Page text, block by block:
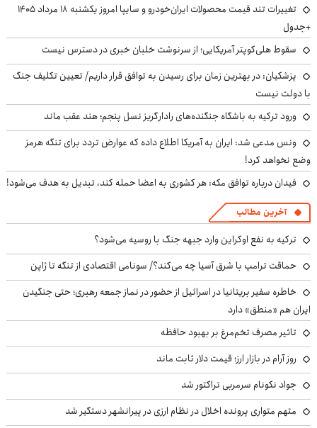
تغییرات تند قیمت محصولات ایران‌خودرو و سایپا امروز یکشنبه ۱۸ مرداد ۱۴۰۵
+جدول
سقوط هلی‌کوپتر آمریکایی؛ از سرنوشت خلبان خبری در دسترس نیست
پزشکیان‌: در بهترین زمان برای رسیدن به توافق قرار داریم/ تعیین تکلیف جنگ
با دولت نیست
ورود ترکیه به باشگاه جنگنده‌های رادارگریز نسل پنجم؛ هند عقب ماند
ونس مدعی شد: ایران به آمریکا اطلاع داده که عوارض تردد برای تنگه هرمز
وضع نخواهد کرد!
فیدان درباره توافق مکه: هر کشوری به اعضا حمله کند، تبدیل به هدف می‌شود!
آخرین مطالب
ترکیه به نفع اوکراین وارد جبهه جنگ با روسیه می‌شود؟
حماقت ترامپ با شرق آسیا چه می‌کند؟/ سونامی اقتصادی از تنگه تا ژاپن
خاطره سفیر بریتانیا در اسرائیل از حضور در نماز جمعه رهبری؛ حتی جنگیدن
ایران هم «منطق» دارد
تاثیر مصرف تخم‌مرغ بر بهبود حافظه
روز آرام در بازار ارز؛ قیمت دلار ثابت ماند
جواد نکونام سرمربی تراکتور شد
متهم متواری پرونده اخلال در نظام ارزی در پیرانشهر دستگیر شد